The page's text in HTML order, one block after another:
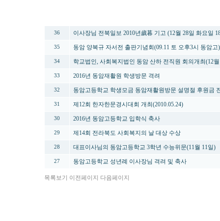
36 이사장님 전북일보 2010년歲暮 기고 (12월 28일 화요일
35 동암 양복규 자서전 출판기념회(09.11 토 오후3시 동암고)
34 학교법인, 사회복지법인 동암 산하 전직원 회의개최(12
33 2016년 동암재활원 학생방문 격려
32 동암고등학교 학생모금 동암재활원방문 설명절 후원금
31 제12회 한자한문경시대회 개최(2010.05.24)
30 2016년 동암고등학교 입학식 축사
29 제14회 전라북도 사회복지의 날 대상 수상
28 대표이사님의 동암고등학교 3학년 수능위문(11월 11일)
27 동암고등학교 성년례 이사장님 격려 및 축사
목록보기 이전페이지 다음페이지